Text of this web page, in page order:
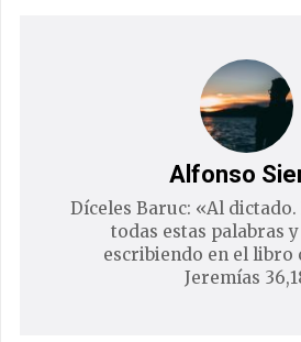
Alfonso
Díceles Baruc: «Al
todas estas palabras
escribiendo en el libro
Jeremías